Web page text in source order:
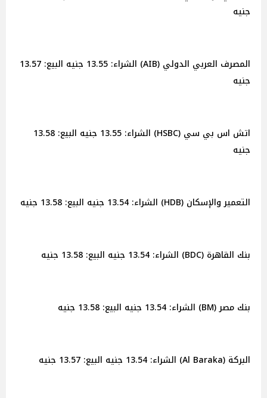
جنيه
المصرف العربي الدولي (AIB) الشراء: 13.55 جنيه البيع: 13.57
جنيه
اتش اس بي سي (HSBC) الشراء: 13.55 جنيه البيع: 13.58
جنيه
التعمير والإسكان (HDB) الشراء: 13.54 جنيه البيع: 13.58 جنيه
بنك القاهرة (BDC) الشراء: 13.54 جنيه البيع: 13.58 جنيه
بنك مصر (BM) الشراء: 13.54 جنيه البيع: 13.58 جنيه
البركة (Al Baraka) الشراء: 13.54 جنيه البيع: 13.57 جنيه